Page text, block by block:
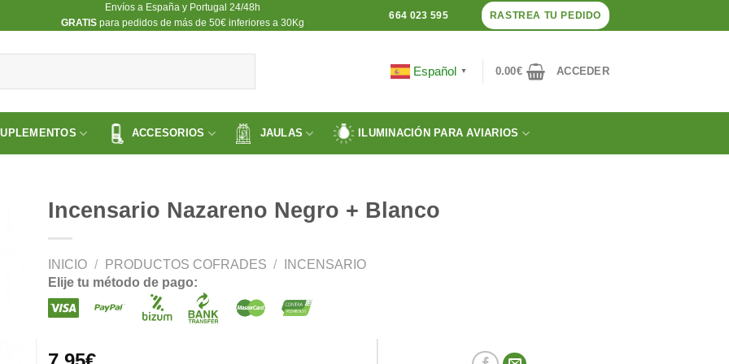
Envíos a España y Portugal 24/48h
​GRATISpara pedidos de más de 50€ inferiores a 30Kg
664 023 595 RASTREA TU PEDIDO
Español ▼ 0.00€ ACCEDER
ACCESORIOS JAULAS ILUMINACIÓN PARA AVIARIOS
Incensario Nazareno Negro + Blanco
INICIO / PRODUCTOS COFRADES /
INCENSARIO
Elije tu método de pago: